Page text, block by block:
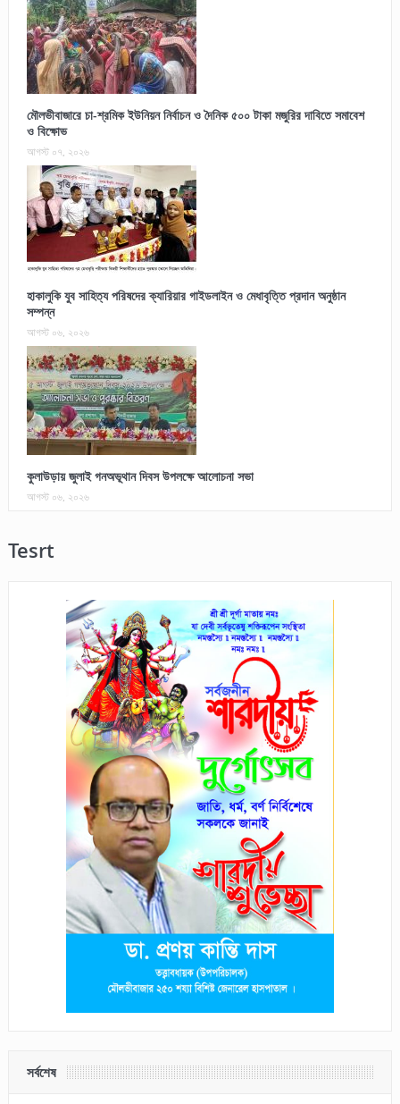
মৌলভীবাজারে চা-শ্রমিক ইউনিয়ন নির্বাচন ও দৈনিক ৫০০ টাকা মজুরির দাবিতে সমাবেশ
ও বিক্ষোভ
আগস্ট ০৭, ২০২৬
হাকালুকি যুব সাহিত্য পরিষদের ক্যারিয়ার গাইডলাইন ও মেধাবৃত্তি প্রদান অনুষ্ঠান
সম্পন্ন
আগস্ট ০৬, ২০২৬
কুলাউড়ায় জুলাই গনঅভূথান দিবস উপলক্ষে আলোচনা সভা
আগস্ট ০৬, ২০২৬
Tesrt
সর্বশেষ